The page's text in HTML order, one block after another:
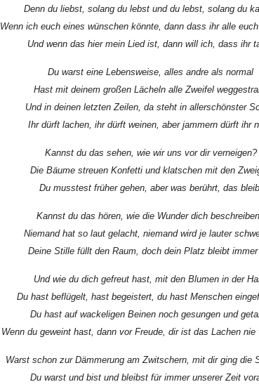
Denn du liebst, solang du lebst und du lebst, solang du
Wenn ich euch eines wünschen könnte, dann dass ihr alle
Und wenn das hier mein Lied ist, dann will ich, dass ihr
Du warst eine Lebensweise, alles andre als normal
Hast mit deinem großen Lächeln alle Zweifel
Und in deinen letzten Zeilen, da steht in allerschönster
Ihr dürft lachen, ihr dürft weinen, aber jammern dürft ihr
Kannst du das sehen, wie wir uns vor dir verneigen?
Die Bäume streuen Konfetti und klatschen mit den
Du musstest früher gehen, aber was berührt, das
Kannst du das hören, wie die Wunder dich
Niemand hat so laut gelacht, niemand wird je lauter
Deine Stille füllt den Raum, doch dein Platz bleibt
Und wie du dich gefreut hast, mit den Blumen in der
Du hast beflügelt, hast begeistert, du hast Menschen
Du hast auf wackeligen Beinen noch gesungen und
Wenn du geweint hast, dann vor Freude, dir ist das Lachen nie
Warst schon zur Dämmerung am Zwitschern, mit dir ging die
Du warst und bist und bleibst für immer unserer Zeit